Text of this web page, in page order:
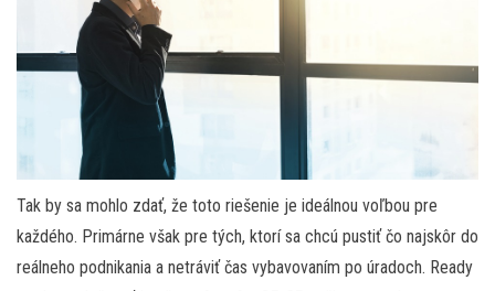
Tak by sa mohlo zdať, že toto riešenie je ideálnou voľbou pre
každého. Primárne však pre tých, ktorí sa chcú pustiť čo najskôr do
reálneho podnikania a netráviť čas vybavovaním po úradoch. Ready